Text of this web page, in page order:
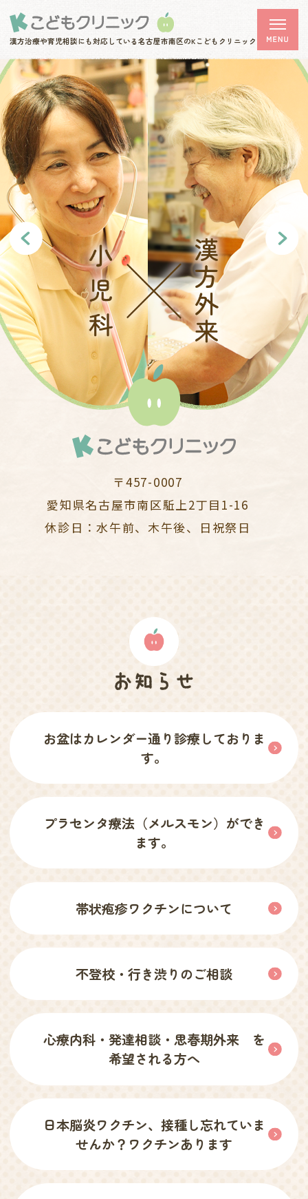
漢方治療や育児相談にも対応している名古屋市南区のKこどもクリニック
Next
〒457-0007
愛知県名古屋市南区駈上2丁目1-16
休診日：水午前、木午後、日祝祭日
お知らせ
お盆はカレンダー通り診療しておりま
す。
プラセンタ療法（メルスモン）ができ
ます。
帯状疱疹ワクチンについて
不登校・行き渋りのご相談
心療内科・発達相談・思春期外来 を
希望される方へ
日本脳炎ワクチン、接種し忘れていま
せんか？ワクチンあります